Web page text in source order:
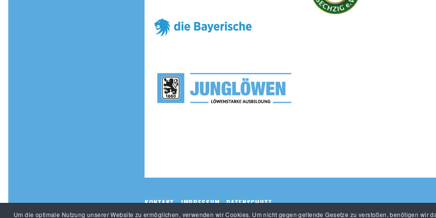
Um die optimale Nutzung unserer Website zu ermöglichen, verwenden wir Cookies. Um nicht gegen geltende Gesetze zu verstoßen, benötigen wir
KONTAKT IMPRESSUM DATENSCHUTZ